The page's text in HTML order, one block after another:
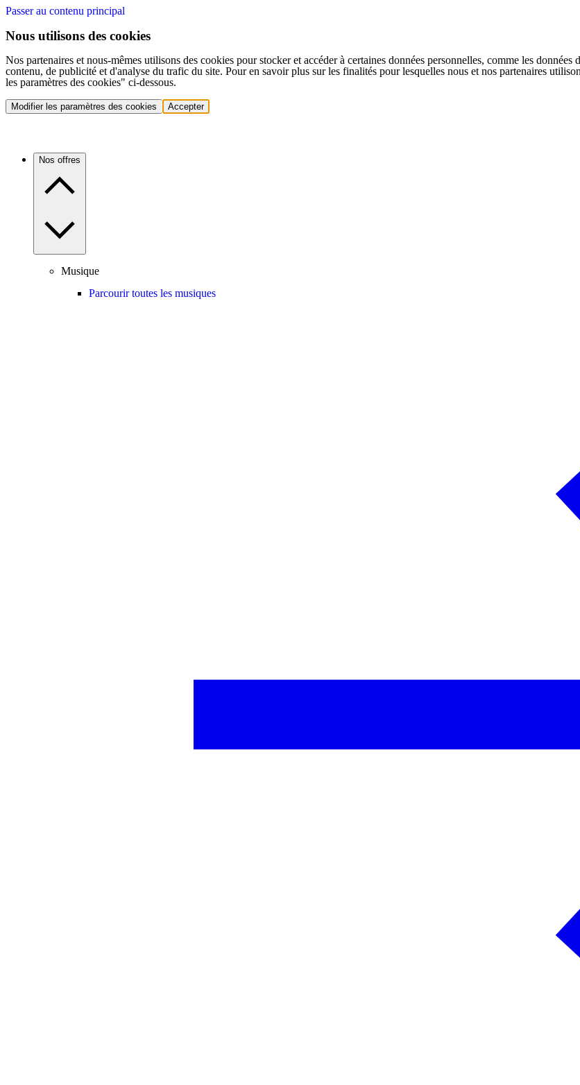
Passer au contenu principal
Nous utilisons des cookies
Nos partenaires et nous-mêmes utilisons des cookies pour stocker et accéder à certaines données personnelles, comme les
contenu, de publicité et d'analyse du trafic du site. Pour en savoir plus sur les finalités pour lesquelles nous et nos partenaires
les paramètres des cookies" ci-dessous.
Modifier les paramètres des cookies Accepter
Nos offres
Musique
Parcourir toutes les musiques